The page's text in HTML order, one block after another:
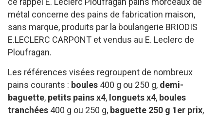
métal concerne des pains de fabrication maison,
sans marque, produits par la boulangerie BRIODIS
E.LECLERC CARPONT et vendus au E. Leclerc de
Ploufragan.
Les références visées regroupent de nombreux
pains courants : boules 400 g ou 250 g, demi-
baguette, petits pains x4, longuets x4, boules
tranchées 400 g ou 250 g, baguette 250 g 1er prix,